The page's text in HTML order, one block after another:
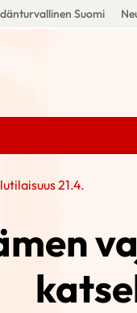
Suomi
21.4.